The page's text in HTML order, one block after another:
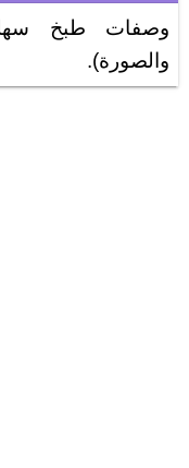
وصفات طبخ سهلة
والصورة).